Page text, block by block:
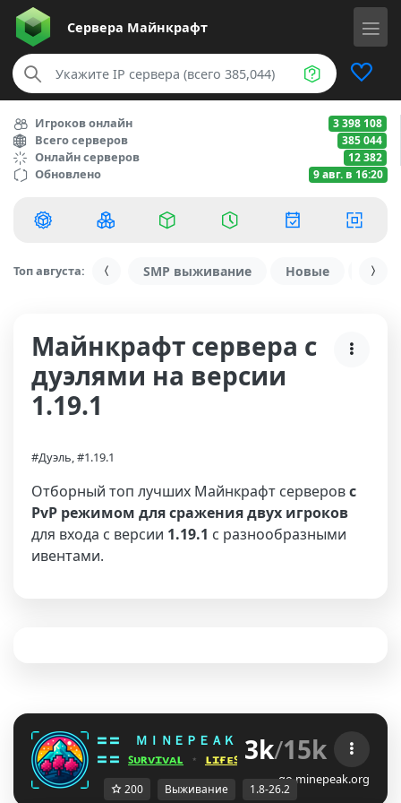
Сервера Майнкрафт
Игроков онлайн 3 398 108
Всего серверов 385 044
Онлайн серверов 12 382
Обновлено 9 авг. в 16:20
Топ августа: SMP выживание Новые С
Майнкрафт сервера с
дуэлями на версии
1.19.1
#Дуэль, #1.19.1
Отборный топ лучших Майнкрафт серверовс
PvP режимом для сражения двух игроков
для входа с версии 1.19.1 с разнообразными
ивентами.
〓〓 ＭＩＮＥＰＥＡＫ ¤ 1.8 - 26.2
〓〓 ꜱᴜʀᴠɪᴠᴀʟ ⋆ ʟɪғᴇꜱᴛᴇᴀʟ ⋆ ʙᴇᴅᴡᴀʀꜱ ⋆
3k/15k
go.minepeak.org
200 Выживание 1.8-26.2